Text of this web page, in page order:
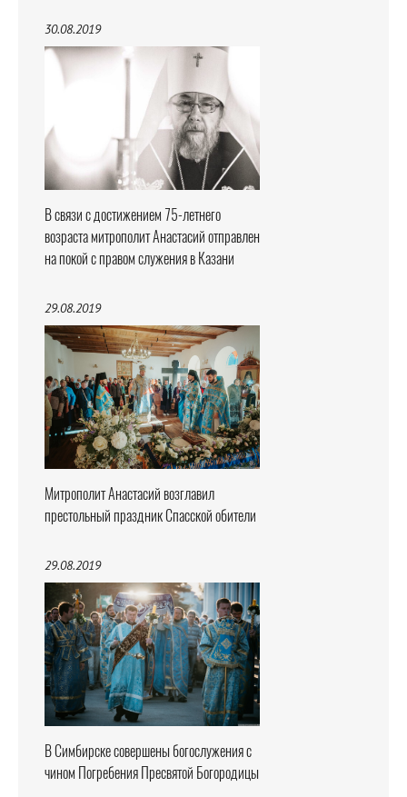
30.08.2019
В связи с достижением 75-летнего
возраста митрополит Анастасий отправлен
на покой с правом служения в Казани
29.08.2019
Митрополит Анастасий возглавил
престольный праздник Спасской обители
29.08.2019
В Симбирске совершены богослужения с
чином Погребения Пресвятой Богородицы